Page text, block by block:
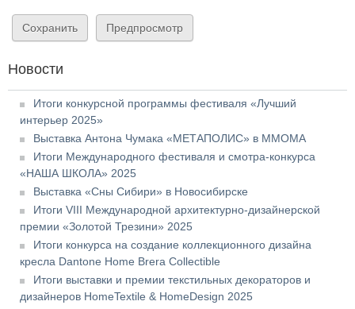
Новости
Итоги конкурсной программы фестиваля «Лучший
интерьер 2025»
Выставка Антона Чумака «МЕТАПОЛИС» в ММОМА
Итоги Международного фестиваля и смотра-конкурса
«НАША ШКОЛА» 2025
Выставка «Сны Сибири» в Новосибирске
Итоги VIII Международной архитектурно-дизайнерской
премии «Золотой Трезини» 2025
Итоги конкурса на создание коллекционного дизайна
кресла Dantone Home Brera Collectible
Итоги выставки и премии текстильных декораторов и
дизайнеров HomeTextile & HomeDesign 2025